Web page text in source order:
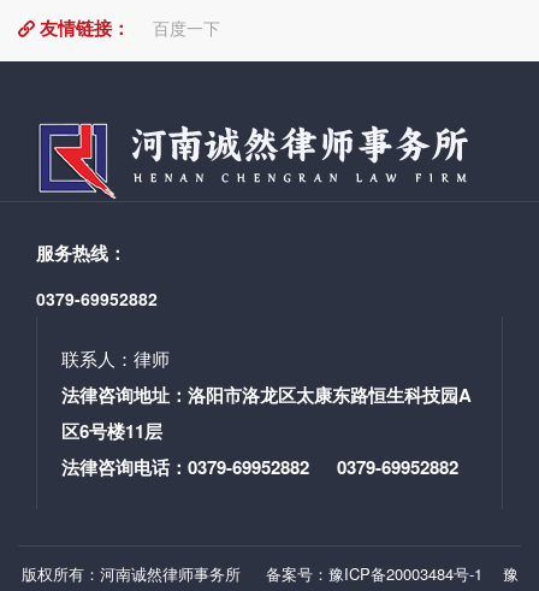
民法院审理，***终判决给张某抚恤金16000元，张某的
权益得到了维护。 律师观点:如今随着人们生活水平
恤金、房产等和另一方老人产生纠纷,在此提醒再婚的老
年人必要时勇于拿起法律武器维护自己合法权益。
友情链接： 百度一下
服务热线：
0379-69952882
联系人：律师
法律咨询地址：洛阳市洛龙区太康东路恒生科技园A
区6号楼11层
法律咨询电话：0379-69952882 0379-69952882
版权所有：河南诚然律师事务所 备案号：豫ICP备20003484号-1 豫